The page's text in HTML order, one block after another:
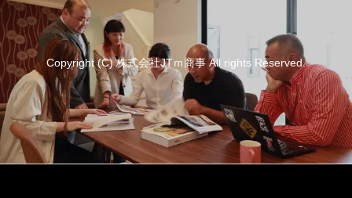
Copyright (C) 株式会社JTｍ商事 All rights Reserved.